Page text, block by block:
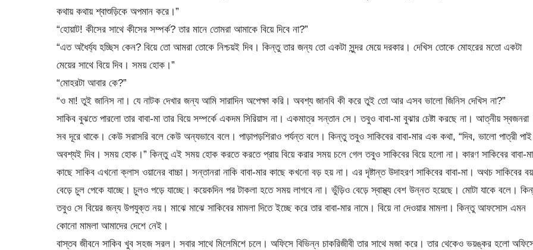
কথায় কথায় শ্বাশুড়িকে অপমান করে।”
“হোয়াট! কীসের সাথে কীসের সম্পর্ক? তার মানে তোমরা আমাকে বিয়ে দিবে না?”
“এত অধৈর্য্য হচ্ছিস কেন? বিয়ে তো আমরা তোকে নিশ্চয়ই দিব। কিন্তু তার জন্য তো একটা সুন্দর মেয়ে দরকার। দেখিস তোকে মোহরের মতো একটা
মেয়ের সাথে বিয়ে দিব। সময় হোক।”
“মোহরটা আবার কে?”
“ও মা! তুই জানিস না। যে নাটক দেখার জন্য আমি সারাদিন অপেক্ষা করি। অবশ্য জানবি কী করে তুই তো আর এসব ভালো জিনিস দেখিস না?”
সাকিব বুঝতে পারলো তার বাবা-মা তার বিয়ে সম্পর্কে একদম সিরিয়াস না। একমাত্র সন্তান সে। তবুও বাবা-মা বুঝার চেষ্টা করছে না। আত্নীয় স্বজনরা
সব দূরে থাকে। কেউ সরাসরি বলে কেউ অন্যভাবে বলে। পাড়াপড়শিরাও পর্যন্ত বলে। কিন্তু তবুও সাকিবের বাবা-মার এক কথা, “দিব, ভালো পাত্রী
অবশ্যই দিব। সময় হোক।” কিন্তু এই সময় হোক করতে করতে প্রায় বিয়ে করার সময় চলে গেল তবুও সাকিবের বিয়ে হলো না। কারণ সাকিবের বাবা-
কাছে সাকিব এখনো ক্লাস ওয়ানের বাচ্চা। সন্তানরা নাকি বাবা-মার কাছে কখনো বড় হয় না। এর দৃষ্টান্ত উদাহরণ সাকিবের বাবা-মা। অথচ সাকিবের
বেড়ে চুল পেকে যাচ্ছে। চুলও পড়ে যাচ্ছে। কয়েকদিন পর টাকলা হতে সময় লাগবে না। ভুঁড়িও বেড়ে স্বাস্থ্য বেশ উন্নত হয়েছে। মোটা যাকে বলে।
তবুও সে বিয়ের জন্য উপযুক্ত নয়। মাঝে মাঝে সাকিবের মামলা দিতে ইচ্ছে করে তার বাবা-মার নামে। বিয়ে না দেওয়ার মামলা। কিন্তু আফসোস এমন
কোনো মামলা আমাদের দেশে নেই।
বাস্তব জীবনে সাকিব খুব সহজ সরল। সবার সাথে মিলেমিশে চলে। অফিসে বিভিন্ন চাকরিজীবী তার সাথে মজা করে। তার থেকেও ভয়ঙ্কর হলো